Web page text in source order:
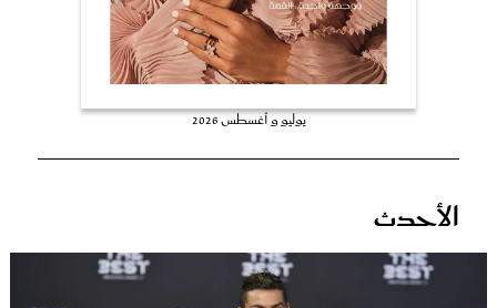
يوليو و أغسطس 2026
الأحدث
غلاف رفمي